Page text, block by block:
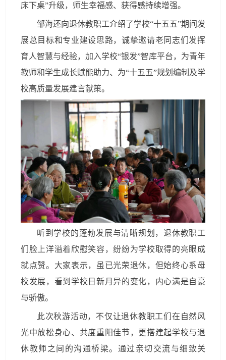
床下桌”升级，师生幸福感、获得感持续增强。
邹海还向退休教职工介绍了学校“十五五”期间发
展总目标和专业建设思路，诚挚邀请老同志们发挥
育人智慧与经验，加入学校“银发”智库平台，为青年
教师和学生成长赋能助力、为“十五五”规划编制及学
校高质量发展建言献策。
听到学校的蓬勃发展与清晰规划，退休教职工
们脸上洋溢着欣慰笑容，纷纷为学校取得的亮眼成
就点赞。大家表示，虽已光荣退休，但始终心系母
校发展，看到学校日新月异的变化，内心满是自豪
与骄傲。
此次秋游活动，不仅让退休教职工们在自然风
光中放松身心、共度重阳佳节，更搭建起学校与退
休教师之间的沟通桥梁。通过亲切交流与细致关